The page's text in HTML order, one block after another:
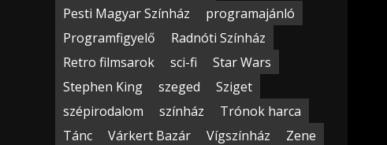
Pesti Magyar Színház
programajánló
Programfigyelő
Radnóti Színház
Retro filmsarok
sci-fi
Star Wars
Stephen King
szeged
Sziget
szépirodalom
színház
Trónok harca
Tánc
Várkert Bazár Vígszínház
Zene